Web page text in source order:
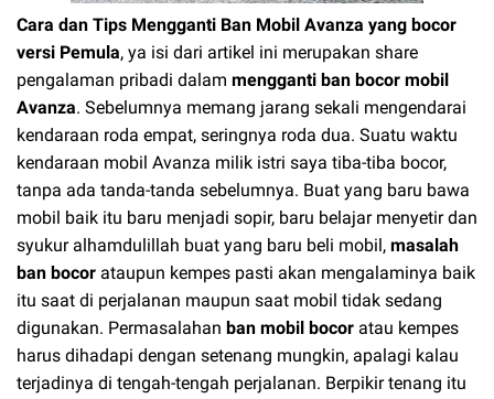
Cara dan Tips Mengganti Ban Mobil Avanza yang bocor
versi Pemula, ya isi dari artikel ini merupakan share
pengalaman pribadi dalam mengganti ban bocor mobil
Avanza. Sebelumnya memang jarang sekali mengendarai
kendaraan roda empat, seringnya roda dua. Suatu waktu
kendaraan mobil Avanza milik istri saya tiba-tiba bocor,
tanpa ada tanda-tanda sebelumnya. Buat yang baru bawa
mobil baik itu baru menjadi sopir, baru belajar menyetir dan
syukur alhamdulillah buat yang baru beli mobil, masalah
ban bocor ataupun kempes pasti akan mengalaminya baik
itu saat di perjalanan maupun saat mobil tidak sedang
digunakan. Permasalahan ban mobil bocor atau kempes
harus dihadapi dengan setenang mungkin, apalagi kalau
terjadinya di tengah-tengah perjalanan. Berpikir tenang itu